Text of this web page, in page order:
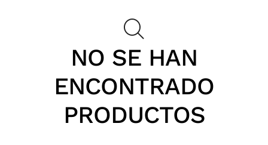
NO SE HAN
ENCONTRADO
PRODUCTOS